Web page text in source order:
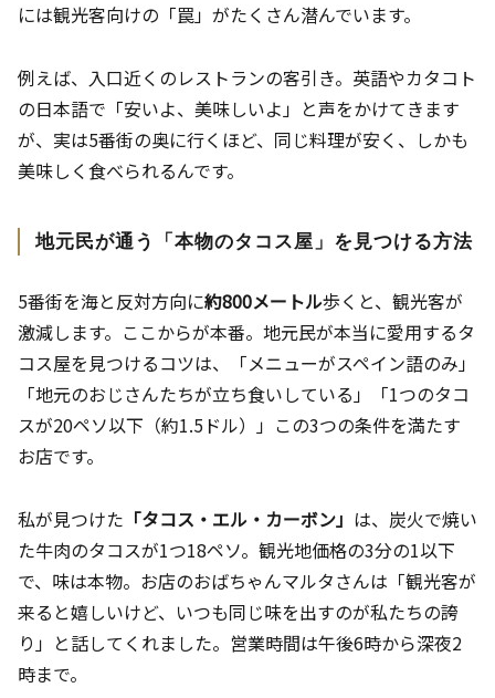
には観光客向けの「罠」がたくさん潜んでいます。
例えば、入口近くのレストランの客引き。英語やカタコト
の日本語で「安いよ、美味しいよ」と声をかけてきます
が、実は5番街の奥に行くほど、同じ料理が安く、しかも
美味しく食べられるんです。
地元民が通う「本物のタコス屋」を見つける方法
5番街を海と反対方向に約800メートル歩くと、観光客が
激減します。ここからが本番。地元民が本当に愛用するタ
コス屋を見つけるコツは、「メニューがスペイン語のみ」
「地元のおじさんたちが立ち食いしている」「1つのタコ
スが20ペソ以下（約1.5ドル）」この3つの条件を満たす
お店です。
私が見つけた 「タコス・エル・カーボン」 は、炭火で焼い
た牛肉のタコスが1つ18ペソ。観光地価格の3分の1以下
で、味は本物。お店のおばちゃんマルタさんは「観光客が
来ると嬉しいけど、いつも同じ味を出すのが私たちの誇
り」と話してくれました。営業時間は午後6時から深夜2
時まで。